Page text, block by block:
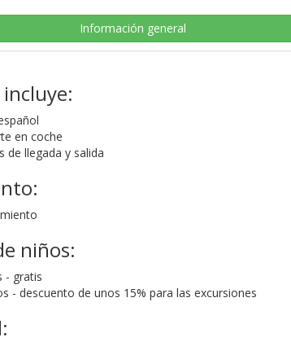
Información general
en coche
de llegada y salida
niños:
- gratis
- descuento de unos 15% para las excursiones